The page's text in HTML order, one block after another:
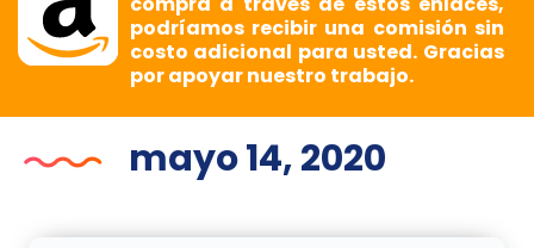
podríamos recibir una comisión sin
costo adicional para usted. Gracias
por apoyar nuestro trabajo.
mayo 14, 2020